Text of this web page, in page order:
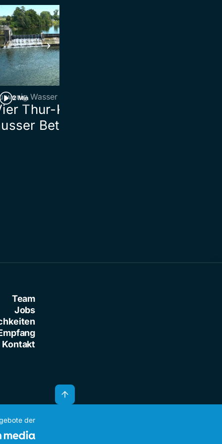
2 Min
wenig Wasser
Thur-Kraftwerke
Betrieb
Team
Jobs
Kontakt
der